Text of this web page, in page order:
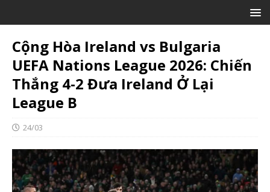
Cộng Hòa Ireland vs Bulgaria
UEFA Nations League 2026: Chiến
Thắng 4-2 Đưa Ireland Ở Lại
League B
24/03